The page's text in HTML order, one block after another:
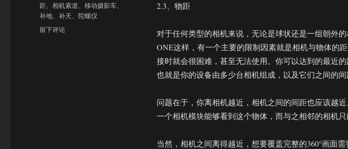
2.3、物距
对于任何类型的相机来说，无论是球状还是一组朝外
ONE这样，有一个主要的限制因素就是相机与物体的
接时就会很困难，甚至无法使用。你可以达到的最近
也就是你的设备由多少台相机组成，以及它们之间的间
问题在于，你离相机越近，相机之间的间距也应该越
一个相机模块能够看到这个物体，而与之相邻的相机只
当然，相机之间离得越近，想要覆盖完整的360°画面
距、相机索道、移动摄影车、
补地、补天、陀螺仪
于
留下评论